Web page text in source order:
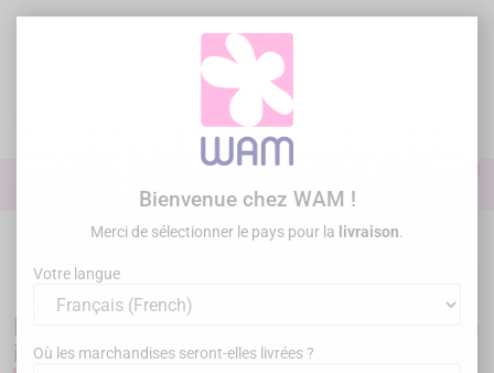
ENDO TWEEZERS - Précelles de préhension inversées
pour endodontie
ENDO TWEEZERS - Précelles de préhension
inversées pour endodontie
Bienvenue chez WAM !
Merci de sélectionner le pays pour la livraison.
Votre langue
Où les marchandises seront-elles livrées ?